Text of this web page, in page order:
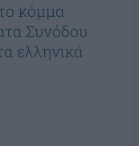
κόμμα
Συνόδου
ελληνικά